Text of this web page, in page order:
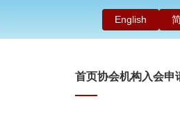
English
首页协会机构入会申